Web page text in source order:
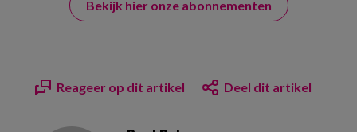
Bekijk hier onze abonnementen
Reageer op dit artikel Deel dit artikel